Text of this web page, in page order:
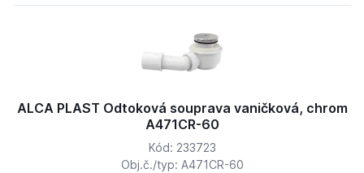
ALCA PLAST Odtoková souprava vaničková, chrom
A471CR-60
Kód: 233723
Obj.č./typ: A471CR-60